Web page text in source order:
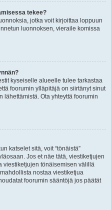
tekee?
jotka voit kirjoittaa loppuun
luonnoksen, vieraile komissa
kyseiselle alueelle tulee tarkastaa
foorumin ylläpitäjä on siirtänyt sinut
lähettämistä. Ota yhteyttä foorumin
katselet sitä, voit “tönäistä”
Jos et näe tätä, viestiketjujen
viestiketjujen tönäisemisen välillä
nostaa viestiketjua
foorumin sääntöjä jos päätät